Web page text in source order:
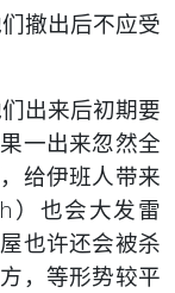
撤出后不应受
出来后初期要
一出来忽然全
给伊班人带来
）也会大发雷
也许还会被杀
，等形势较平